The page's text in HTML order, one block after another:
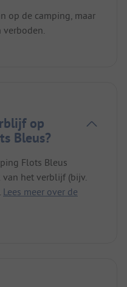
op de camping, maar
op
Bleus?
Flots Bleus
het verblijf (bijv.
Lees meer over de